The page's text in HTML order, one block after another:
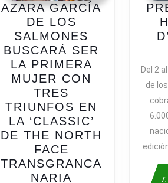
AZARA GARCÍA
DE LOS
SALMONES
BUSCARÁ SER
LA PRIMERA
MUJER CON
TRES
TRIUNFOS EN
LA ‘CLASSIC’
DE THE NORTH
FACE
TRANSGRANCA
NARIA
Del 2
de